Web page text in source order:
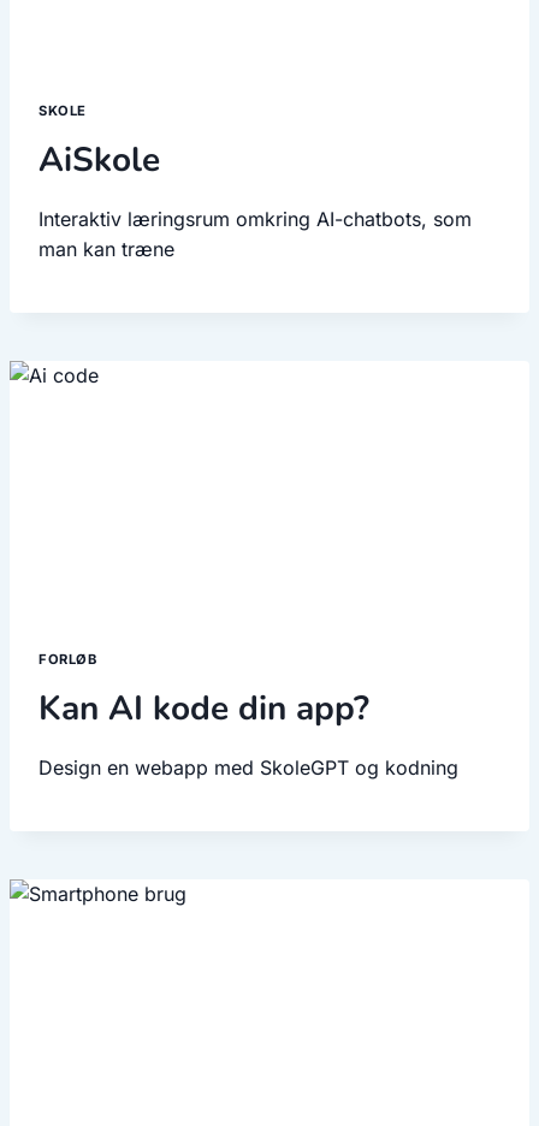
SKOLE
AiSkole
Interaktiv læringsrum omkring AI-chatbots, som
man kan træne
FORLØB
Kan AI kode din app?
Design en webapp med SkoleGPT og kodning